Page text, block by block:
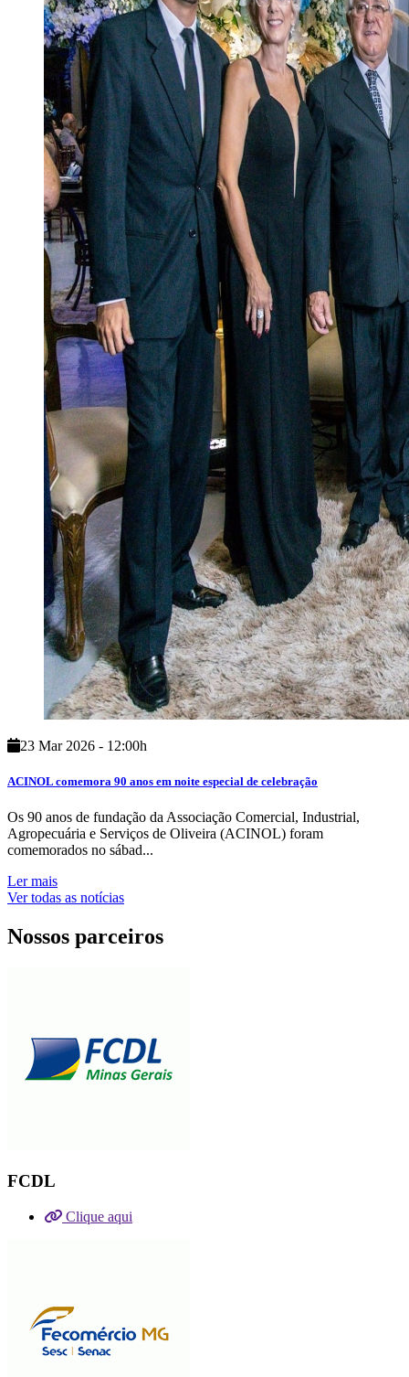
23 Mar 2026 - 12:00h
ACINOL comemora 90 anos em noite especial de celebração
Os 90 anos de fundação da Associação Comercial, Industrial,
Agropecuária e Serviços de Oliveira (ACINOL) foram
comemorados no sábad...
Ler mais
Ver todas as notícias
Nossos parceiros
FCDL
Clique aqui